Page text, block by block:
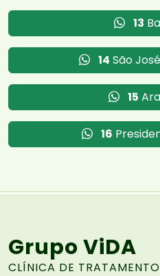
13
14 São
15
16
Grupo ViDA
CLÍNICA DE